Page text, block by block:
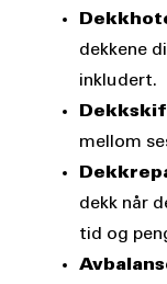
dekkene
inkludert.
mellom
dekk når
tid og